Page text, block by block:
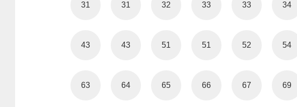
31 31 32 33 33 34
43 43 51 51 52 54
63 64 65 66 67 69